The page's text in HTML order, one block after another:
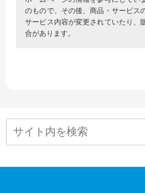
のもので、その後、商品・サービス
サービス内容が変更されていたり、
合があります。